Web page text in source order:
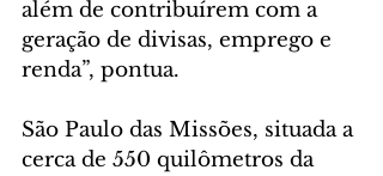
além de contribuírem com a
geração de divisas, emprego e
renda”, pontua.
São Paulo das Missões, situada a
cerca de 550 quilômetros da